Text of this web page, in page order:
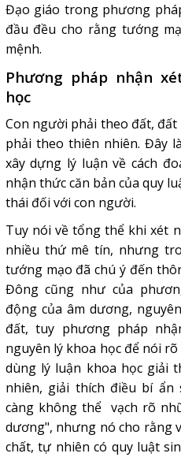
Đạo giáo trong phương
đầu đều cho rằng tướng
mệnh.
Phương pháp nhận
học
Con người phải theo đất,
phải theo thiên nhiên. Đây
xây dựng lý luận về cách
nhận thức căn bản của quy
thái đối với con người.
Tuy nói về tổng thể khi xét
nhiều thứ mê tín, nhưng
tướng mạo đã chú ý đến
Đông cũng như của
động của âm dương,
đất, tuy phương pháp
nguyên lý khoa học để nói
dùng lý luận khoa học giải
nhiên, giải thích điều bí ẩn
càng không thể vạch rõ
dương", nhưng nó cho rằng
chất, tự nhiên có quy luật